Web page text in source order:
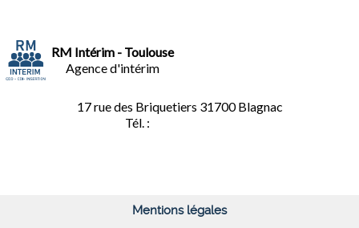
RM Intérim - Toulouse
Agence d'intérim
17 rue des Briquetiers 31700 Blagnac
Tél. :
Mentions légales